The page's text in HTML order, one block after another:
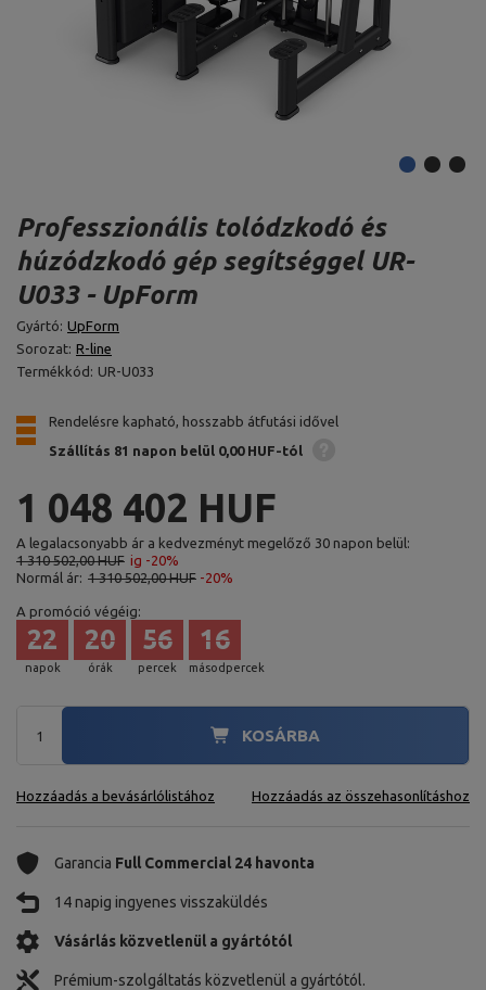
Professzionális tolódzkodó és
húzódzkodó gép segítséggel UR-
U033 - UpForm
Gyártó: UpForm
Sorozat: R-line
Termékkód: UR-U033
Rendelésre kapható, hosszabb átfutási idővel
Szállítás 81 napon belül 0,00 HUF-tól
1 048 402 HUF
A legalacsonyabb ár a kedvezményt megelőző 30 napon belül:
1 310 502,00 HUF ig -20%
Normál ár: 1 310 502,00 HUF -20%
A promóció végéig:
napok
22
órák
20
percek
56
másodpercek
15
KOSÁRBA
Hozzáadás a bevásárlólistához Hozzáadás az összehasonlításhoz
Garancia Full Commercial 24 havonta
14 napig ingyenes visszaküldés
Vásárlás közvetlenül a gyártótól
Prémium-szolgáltatás közvetlenül a gyártótól.